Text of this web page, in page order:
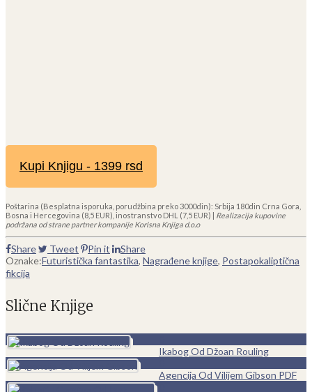
Kupi Knjigu - 1399 rsd
Poštarina (Besplatna isporuka, porudžbina preko 3000din): Srbija 180din Crna Gora,
Bosna i Hercegovina (8,5 EUR), inostranstvo DHL (7,5 EUR) | Realizacija kupovine
podržana od strane partner kompanije Korisna Knjiga d.o.o
Share Tweet Pin it
Share
Oznake:Futuristička fantastika, Nagrađene knjige, Postapokaliptična
fikcija
Slične Knjige
Ikabog Od Džoan Rouling
Agencija Od Vilijem Gibson PDF